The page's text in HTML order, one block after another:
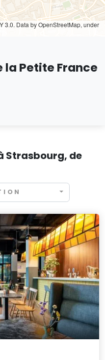
3.0. Data by OpenStreetMap, under
la Petite France
Strasbourg, de